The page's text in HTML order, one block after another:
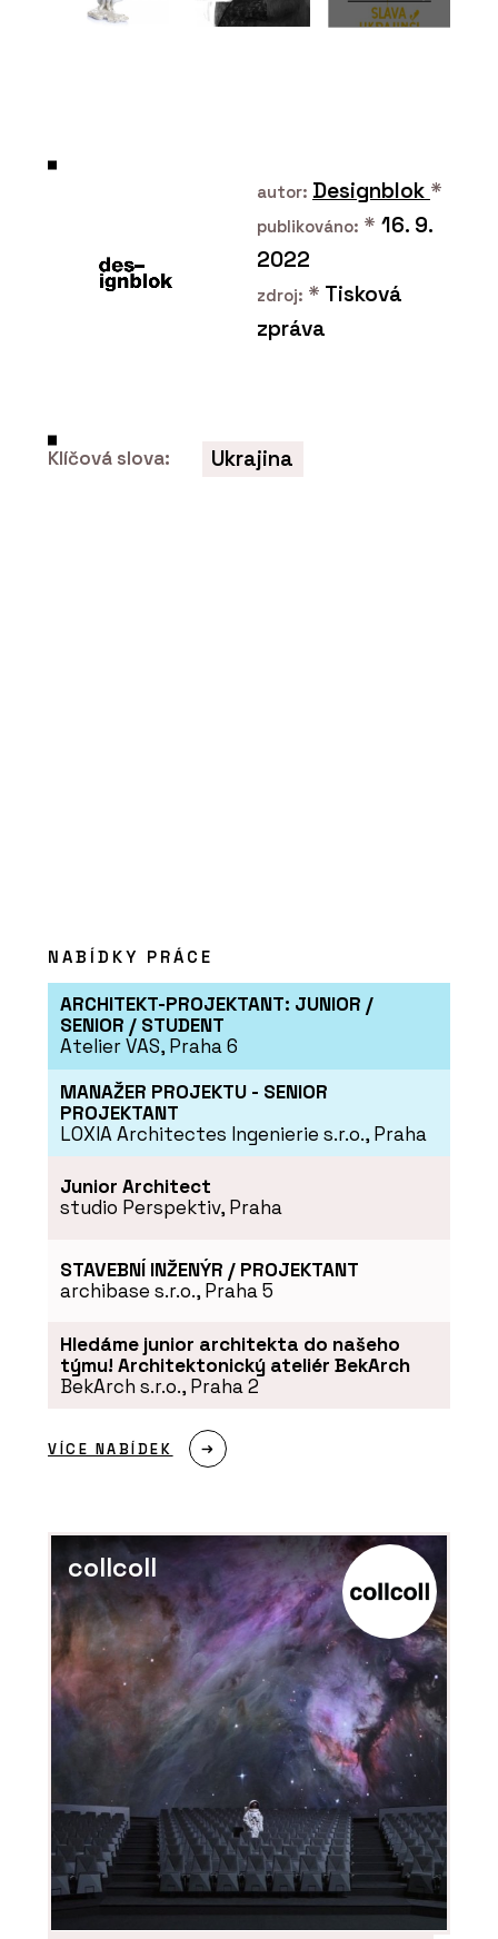
PRODUKTY
Konferenční židle Flexi Light - LD
Seating
PRODUKTY
Pracovní židle Arcus - LD Seating
ČLÁNKY
Nové kanceláře v budově ze 60. let
inspirované brutalismem navazují na
to nejlepší z minulosti
autor: Designblok *
publikováno: * 16. 9.
2022
zdroj: * Tisková
zpráva
Klíčová slova: Ukrajina
NABÍDKY PRÁCE
ARCHITEKT-PROJEKTANT: JUNIOR /
SENIOR / STUDENT
Atelier VAS, Praha 6
MANAŽER PROJEKTU - SENIOR
PROJEKTANT
LOXIA Architectes Ingenierie s.r.o., Praha
Junior Architect
studio Perspektiv, Praha
STAVEBNÍ INŽENÝR / PROJEKTANT
archibase s.r.o., Praha 5
Hledáme junior architekta do našeho
týmu! Architektonický ateliér BekArch
BekArch s.r.o., Praha 2
VÍCE NABÍDEK
collcoll